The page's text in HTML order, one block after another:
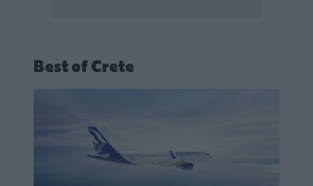
Best of Crete